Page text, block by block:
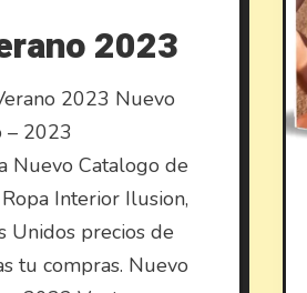
2023
2023 Nuevo
– 2023
Nuevo Catalogo de
Interior Ilusion,
Unidos precios de
tu compras. Nuevo